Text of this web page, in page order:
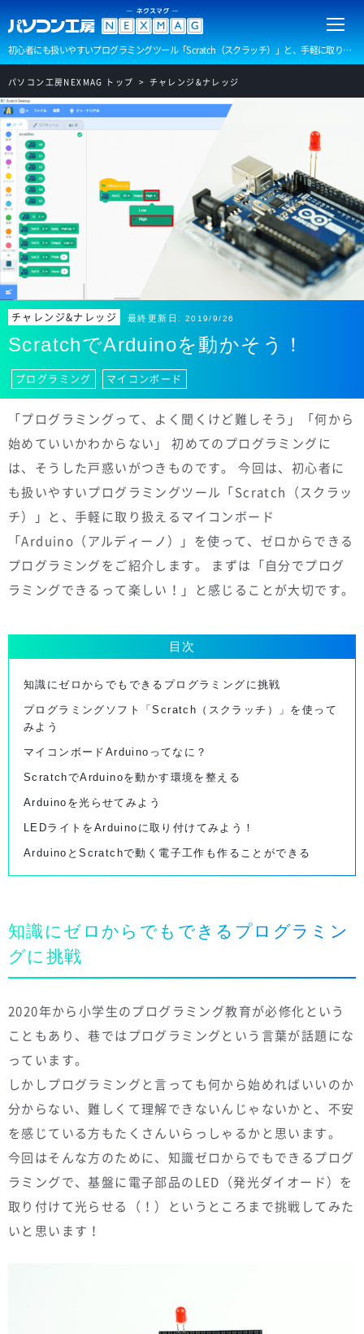
初心者にも扱いやすいプログラミングツール「Scratch（スクラッチ）」と、手軽に取り扱えるマイコンボード「Arduino（アルディーノ）」を使って、ゼロからできるプログラミングをご紹介します。
パソコン工房NEXMAG トップ チャレンジ&ナレッジ
チャレンジ&ナレッジ 最終更新日: 2019/9/26
ScratchでArduinoを動かそう！
プログラミング マイコンボード
「プログラミングって、よく聞くけど難しそう」「何から
始めていいかわからない」 初めてのプログラミングに
は、そうした戸惑いがつきものです。 今回は、初心者に
も扱いやすいプログラミングツール「Scratch（スクラッ
チ）」と、手軽に取り扱えるマイコンボード
「Arduino（アルディーノ）」を使って、ゼロからできる
プログラミングをご紹介します。 まずは「自分でプログ
ラミングできるって楽しい！」と感じることが大切です。
目次
知識にゼロからでもできるプログラミングに挑戦
プログラミングソフト「Scratch（スクラッチ）」を使って
みよう
マイコンボードArduinoってなに？
ScratchでArduinoを動かす環境を整える
Arduinoを光らせてみよう
LEDライトをArduinoに取り付けてみよう！
ArduinoとScratchで動く電子工作も作ることができる
知識にゼロからでもできるプログラミン
グに挑戦
2020年から小学生のプログラミング教育が必修化という
こともあり、巷ではプログラミングという言葉が話題にな
っています。
しかしプログラミングと言っても何から始めればいいのか
分からない、難しくて理解できないんじゃないかと、不安
を感じている方もたくさんいらっしゃるかと思います。
今回はそんな方のために、知識ゼロからでもできるプログ
ラミングで、基盤に電子部品のLED（発光ダイオード）を
取り付けて光らせる（！）というところまで挑戦してみた
いと思います！